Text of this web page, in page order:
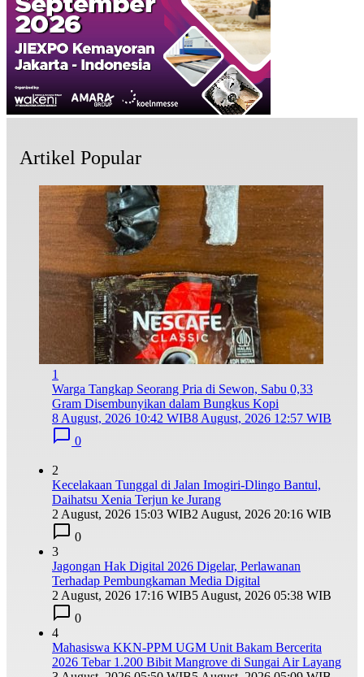
Artikel Popular
1
Warga Tangkap Seorang Pria di Sewon, Sabu 0,33
Gram Disembunyikan dalam Bungkus Kopi
8 August, 2026 10:42 WIB8 August, 2026 12:57 WIB
0
2
Kecelakaan Tunggal di Jalan Imogiri-Dlingo Bantul,
Daihatsu Xenia Terjun ke Jurang
2 August, 2026 15:03 WIB2 August, 2026 20:16 WIB
0
3
Jagongan Hak Digital 2026 Digelar, Perlawanan
Terhadap Pembungkaman Media Digital
2 August, 2026 17:16 WIB5 August, 2026 05:38 WIB
0
4
Mahasiswa KKN-PPM UGM Unit Bakam Bercerita
2026 Tebar 1.200 Bibit Mangrove di Sungai Air Layang